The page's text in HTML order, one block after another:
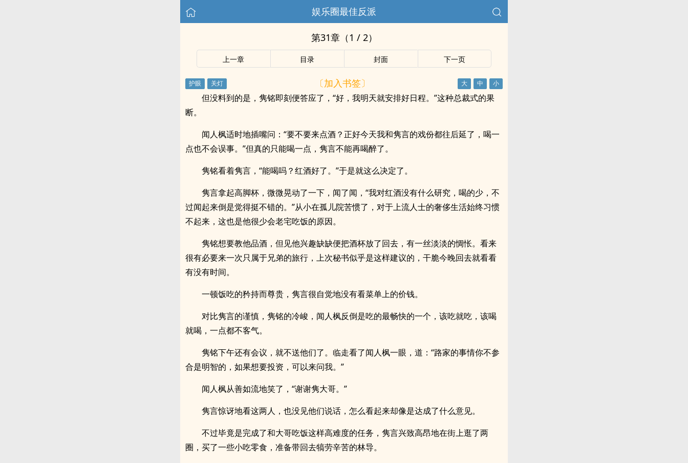
娱乐圈最佳反派
第31章（1 / 2）
上一章 目录 封面 下一页
〔加入书签〕
但没料到的是，隽铭即刻便答应了，“好，我明天就安排好日程。”这种总裁式的果
断。
闻人枫适时地插嘴问：“要不要来点酒？正好今天我和隽言的戏份都往后延了，喝一
点也不会误事。”但真的只能喝一点，隽言不能再喝醉了。
隽铭看着隽言，“能喝吗？红酒好了。”于是就这么决定了。
隽言拿起高脚杯，微微晃动了一下，闻了闻，“我对红酒没有什么研究，喝的少，不
过闻起来倒是觉得挺不错的。”从小在孤儿院苦惯了，对于上流人士的奢侈生活始终习惯
不起来，这也是他很少会老宅吃饭的原因。
隽铭想要教他品酒，但见他兴趣缺缺便把酒杯放了回去，有一丝淡淡的惆怅。看来
很有必要来一次只属于兄弟的旅行，上次秘书似乎是这样建议的，干脆今晚回去就看看
有没有时间。
一顿饭吃的矜持而尊贵，隽言很自觉地没有看菜单上的价钱。
对比隽言的谨慎，隽铭的冷峻，闻人枫反倒是吃的最畅快的一个，该吃就吃，该喝
就喝，一点都不客气。
隽铭下午还有会议，就不送他们了。临走看了闻人枫一眼，道：“路家的事情你不参
合是明智的，如果想要投资，可以来问我。”
闻人枫从善如流地笑了，“谢谢隽大哥。”
隽言惊讶地看这两人，也没见他们说话，怎么看起来却像是达成了什么意见。
不过毕竟是完成了和大哥吃饭这样高难度的任务，隽言兴致高昂地在街上逛了两
圈，买了一些小吃零食，准备带回去犒劳辛苦的林导。